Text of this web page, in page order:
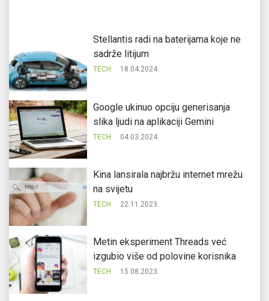
Stellantis radi na baterijama koje ne
sadrže litijum
TECH 18.04.2024.
Google ukinuo opciju generisanja
slika ljudi na aplikaciji Gemini
TECH 04.03.2024.
Kina lansirala najbržu internet mrežu
na svijetu
TECH 22.11.2023.
Metin eksperiment Threads već
izgubio više od polovine korisnika
TECH 15.08.2023.